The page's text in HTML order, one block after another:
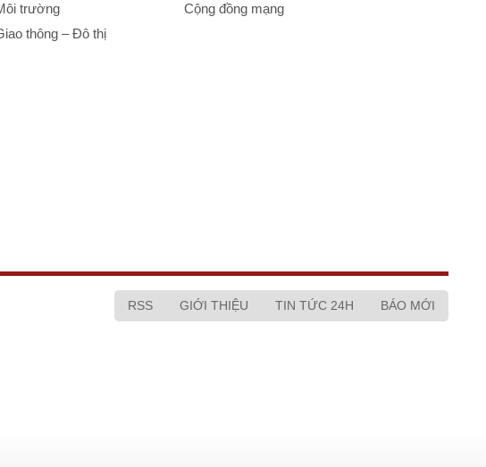
trường
thông – Đô thị
Cộng đồng mạng
RSS GIỚI THIỆU TIN TỨC 24H BÁO MỚI